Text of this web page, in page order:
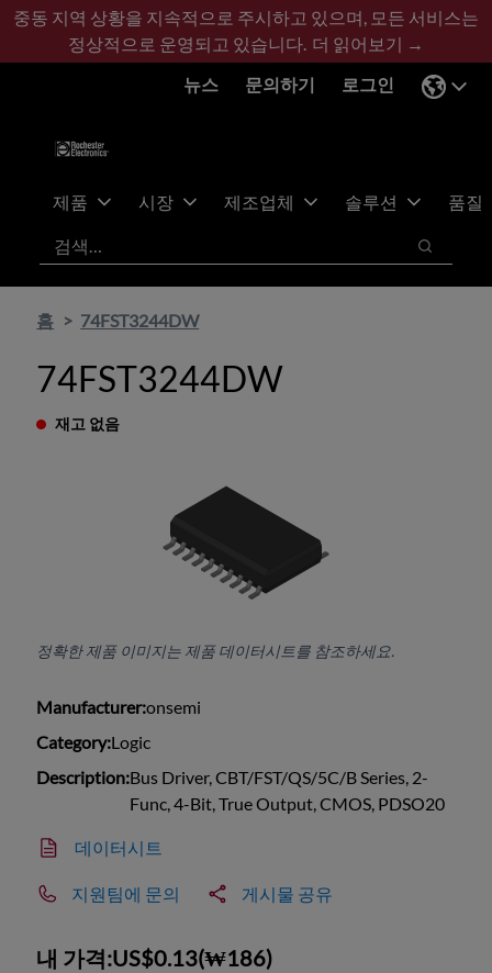
기
콘
바
글
중동 지역 상황을 지속적으로 주시하고 있으며, 모든 서비스는
정상적으로 운영되고 있습니다. 더 읽어보기 →
뉴스
문의하기 로그인
제품 시장 제조업체 솔루션
품질
검색
검색
홈 74FST3244DW
74FST3244DW
재고 없음
정확한 제품 이미지는 제품 데이터시트를 참조하세요.
Manufacturer:onsemi
Category:Logic
Description:Bus Driver, CBT/FST/QS/5C/B Series, 2-
Func, 4-Bit, True Output, CMOS, PDSO20
데이터시트
지원팀에 문의 게시물 공유
내 가격:US$0.13(₩186)